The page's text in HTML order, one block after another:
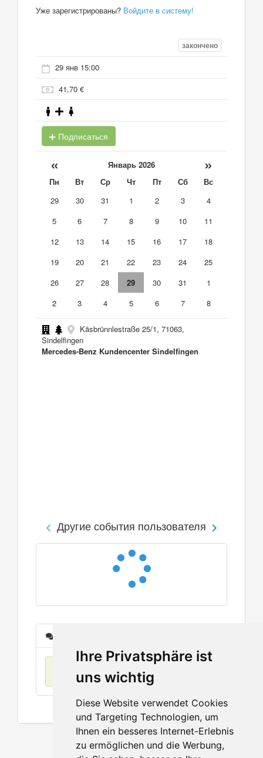
Ihre Privatsphäre ist
uns wichtig
Diese Website verwendet Cookies
und Targeting Technologien, um
Ihnen ein besseres Internet-Erlebnis
zu ermöglichen und die Werbung,
Уже зарегистрированы? Войдите в систему!
закончено
29 янв 15:00
41,70 €
Подписаться
« Январь 2026 »
Пн Вт Ср Чт Пт Сб
Вс
29
30 31 1 2 3
4
5
6 7 8 9 10
11
12
13 14 15 16 17
18
19
20 21 22 23 24
25
26
27 28 29 30 31
1
2
3 4 5 6 7 8
Käsbrünnlestraße 25/1, 71063,
Sindelfingen
Mercedes-Benz Kundencenter Sindelfingen
Другие события пользователя
Нет данных